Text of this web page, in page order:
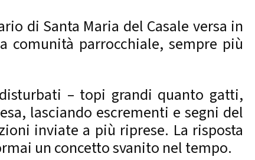
di Santa Maria del Casale versa in
comunità parrocchiale, sempre più
– topi grandi quanto gatti,
lasciando escrementi e segni del
inviate a più riprese. La risposta
un concetto svanito nel tempo.